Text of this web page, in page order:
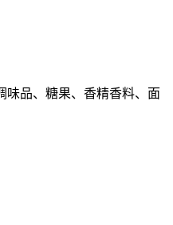
味品、糖果、香精香料、面